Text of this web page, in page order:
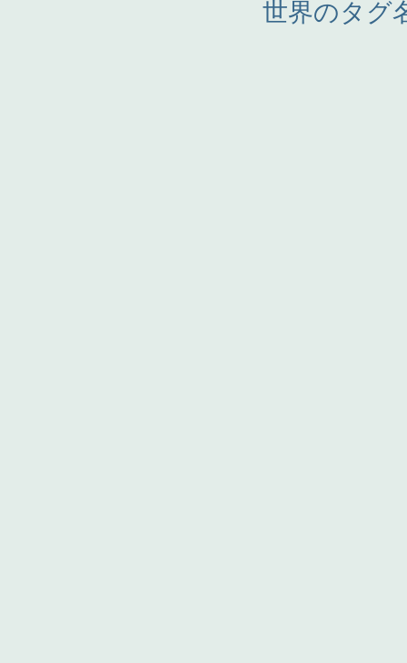
世界のタグ